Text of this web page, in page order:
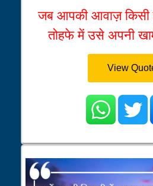
जब आपकी आवाज़ किसी
तोहफे में उसे अपनी
View